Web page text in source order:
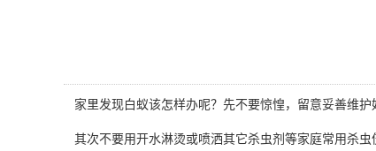
家里发现白蚁该怎样办呢？先不要惊惶，留意妥善维护
其次不要用开水淋烫或喷洒其它杀虫剂等家庭常用杀